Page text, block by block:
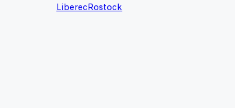
LiberecRostock